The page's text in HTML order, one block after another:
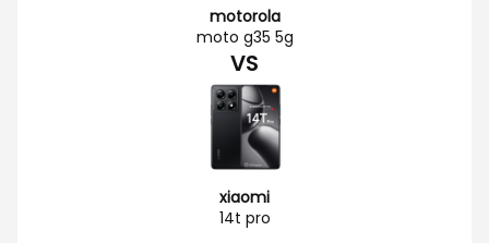
motorola
moto g35 5g
VS
xiaomi
14t pro